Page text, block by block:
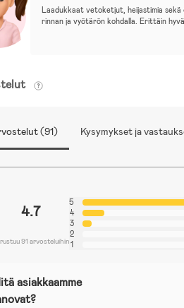
Laadukkaat vetoketjut, heijastimia
rinnan ja vyötärön kohdalla. Erittäin
(91) Kysymykset ja
4.7
91 arvosteluihin
5
4
3
2
1
asiakkaamme